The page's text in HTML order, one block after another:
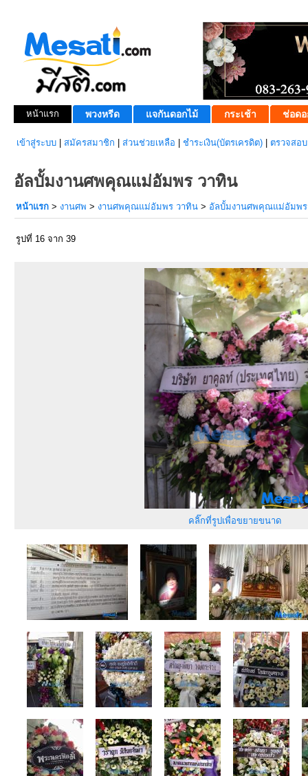
หน้าแรก พวงหรีด แจกันดอกไม้ กระเช้า ช่อดอ
เข้าสู่ระบบ สมัครสมาชิก ส่วนช่วยเหลือ ชำระเงิน(บัตรเครดิต) ตรวจสอ
อัลบั้มงานศพคุณแม่อัมพร วาทิน
หน้าแรก > งานศพ > งานศพคุณแม่อัมพร วาทิน > อัลบั้มงานศพคุณแม่อัมพ
รูปที่ 16 จาก 39
คลิ๊กที่รูปเพื่อขยายขนาด